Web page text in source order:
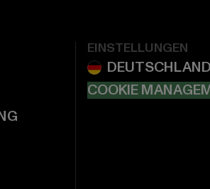
EINSTELLUNGEN
COOKIE